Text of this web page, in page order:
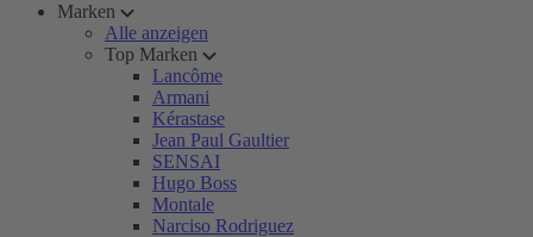
Marken
Alle anzeigen
Top Marken
Lancôme
Armani
Kérastase
Jean Paul Gaultier
SENSAI
Hugo Boss
Montale
Narciso Rodriguez